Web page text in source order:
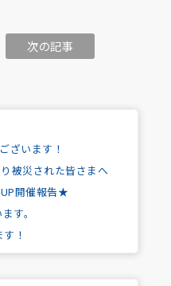
次の記事
ざいます！
被災された皆さまへ
開催報告★
す。
！